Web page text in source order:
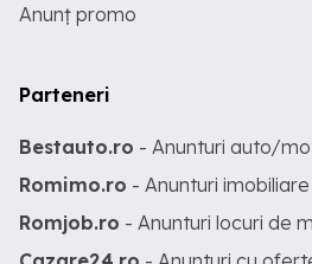
Anunț promo
Parteneri
Bestauto.ro - Anunturi auto/
Romimo.ro - Anunturi imobiliare
Romjob.ro - Anunturi locuri de